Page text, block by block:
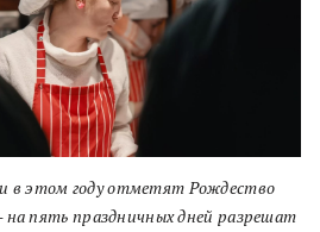
в этом году отметят Рождество
на пять праздничных дней разрешат